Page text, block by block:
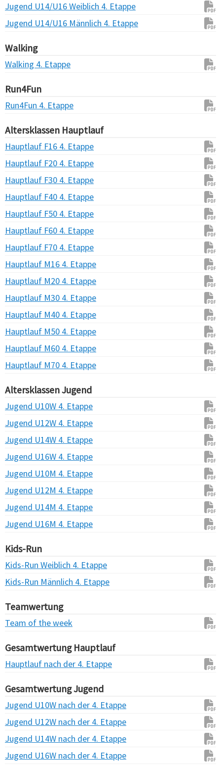
Jugend U14/U16 Weiblich 4. Etappe
Jugend U14/U16 Männlich 4. Etappe
Walking
Walking 4. Etappe
Run4Fun
Run4Fun 4. Etappe
Altersklassen Hauptlauf
Hauptlauf F16 4. Etappe
Hauptlauf F20 4. Etappe
Hauptlauf F30 4. Etappe
Hauptlauf F40 4. Etappe
Hauptlauf F50 4. Etappe
Hauptlauf F60 4. Etappe
Hauptlauf F70 4. Etappe
Hauptlauf M16 4. Etappe
Hauptlauf M20 4. Etappe
Hauptlauf M30 4. Etappe
Hauptlauf M40 4. Etappe
Hauptlauf M50 4. Etappe
Hauptlauf M60 4. Etappe
Hauptlauf M70 4. Etappe
Altersklassen Jugend
Jugend U10W 4. Etappe
Jugend U12W 4. Etappe
Jugend U14W 4. Etappe
Jugend U16W 4. Etappe
Jugend U10M 4. Etappe
Jugend U12M 4. Etappe
Jugend U14M 4. Etappe
Jugend U16M 4. Etappe
Kids-Run
Kids-Run Weiblich 4. Etappe
Kids-Run Männlich 4. Etappe
Teamwertung
Team of the week
Gesamtwertung Hauptlauf
Hauptlauf nach der 4. Etappe
Gesamtwertung Jugend
Jugend U10W nach der 4. Etappe
Jugend U12W nach der 4. Etappe
Jugend U14W nach der 4. Etappe
Jugend U16W nach der 4. Etappe